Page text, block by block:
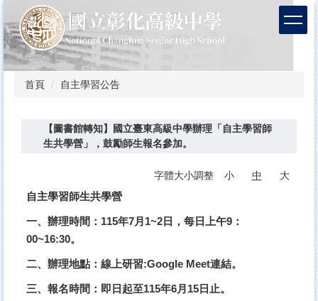
到
主
要
內
首頁 自主學習公告
【圖書館轉知】國立臺東高級中學辦理「自主學習師
生共學營」，鼓勵師生報名參加。
字體大小調整 小 中 大
自主學習師生共學營
一、辦理時間：115年7月1~2日，每日上午9：
00~16:30。
二、辦理地點：線上研習:Google Meet連結。
三、報名時間：即日起至115年6月15日止。